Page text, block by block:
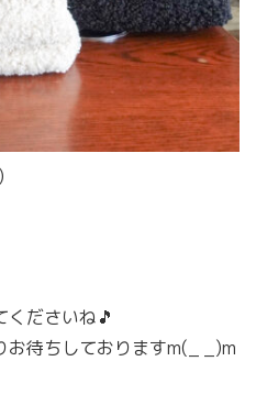
)
ださいね🎵
お待ちしておりますm(_ _)m